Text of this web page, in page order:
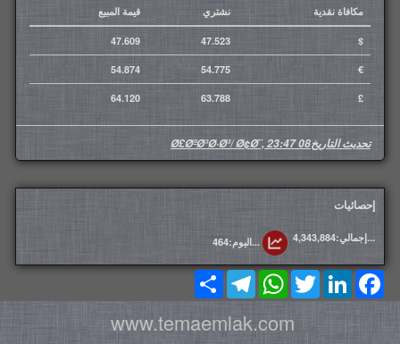
مكافاة نقدية نشتري قيمة المبيع
$
47.523
47.609
€
54.775
54.874
£
63.788
64.120
تحديث التاريخ08 Ø£ØºØ³Ø·Ø³/ Ø¢Ø¨, 23:47
إحصائيات
...اليوم:464 ...إجمالي:4,343,884
Facebook
LinkedIn
Twitter
WhatsApp
Telegram
Share
www.temaemlak.com